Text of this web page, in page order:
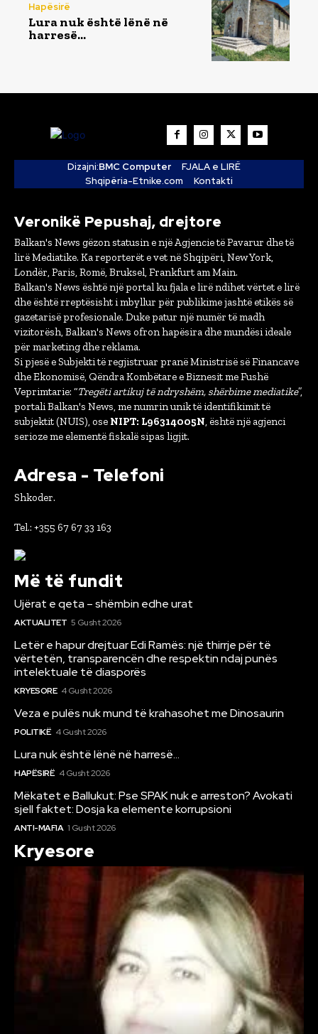
Hapësirë
Lura nuk është lënë në
harresë…
Dizajni:BMC Computer
FJALA e LIRË
Shqipëria-Etnike.com
Kontakti
Veronikë Pepushaj, drejtore
Balkan's News gëzon statusin e një Agjencie të Pavarur dhe të
lirë Mediatike. Ka reporterët e vet në Shqipëri, New York,
Londër, Paris, Romë, Bruksel, Frankfurt am Main.
Balkan's News është një portal ku fjala e lirë ndihet vërtet e lirë
dhe është rreptësisht i mbyllur për publikime jashtë etikës së
gazetarisë profesionale. Duke patur një numër të madh
vizitorësh, Balkan's News ofron hapësira dhe mundësi ideale
për marketing dhe reklama.
Si pjesë e Subjekti të regjistruar pranë Ministrisë së Financave
dhe Ekonomisë, Qëndra Kombëtare e Biznesit me Fushë
Veprimtarie: “Tregëti artikuj të ndryshëm, shërbime mediatike”,
portali Balkan's News, me numrin unik të identifikimit të
subjektit (NUIS), ose NIPT: L96314005N, është një agjenci
serioze me elementë fiskalë sipas ligjit.
Adresa - Telefoni
Shkoder.
Tel.: +355 67 67 33 163
Më të fundit
Ujërat e qeta – shëmbin edhe urat
AKTUALITET 5 Gusht 2026
Letër e hapur drejtuar Edi Ramës: një thirrje për të
vërtetën, transparencën dhe respektin ndaj punës
intelektuale të diasporës
KRYESORE 4 Gusht 2026
Veza e pulës nuk mund të krahasohet me Dinosaurin
POLITIKË 4 Gusht 2026
Lura nuk është lënë në harresë…
HAPËSIRË 4 Gusht 2026
Mëkatet e Ballukut: Pse SPAK nuk e arreston? Avokati
sjell faktet: Dosja ka elemente korrupsioni
ANTI-MAFIA 1 Gusht 2026
Kryesore